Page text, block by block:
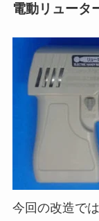
電動リュータ
今回の改造で